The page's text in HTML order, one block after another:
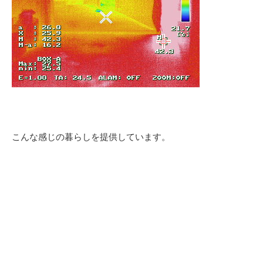
こんな感じの暮らしを提供しています。